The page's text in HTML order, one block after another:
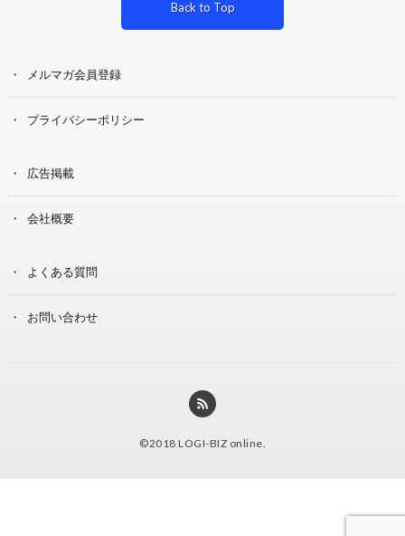
Back to Top
メルマガ会員登録
プライバシーポリシー
広告掲載
会社概要
よくある質問
お問い合わせ
©2018 LOGI-BIZ online